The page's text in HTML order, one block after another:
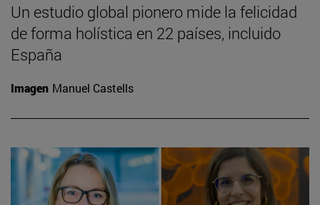
Un estudio global pionero mide la felicidad
de forma holística en 22 países, incluido
España
Imagen Manuel Castells